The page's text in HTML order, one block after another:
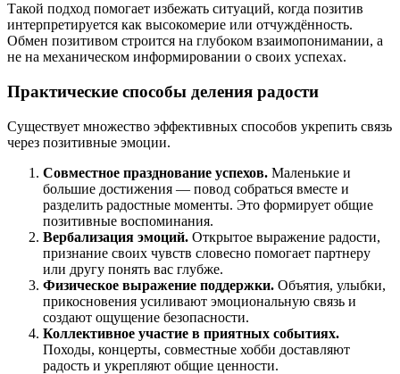
Такой подход помогает избежать ситуаций, когда позитив
интерпретируется как высокомерие или отчуждённость.
Обмен позитивом строится на глубоком взаимопонимании, а
не на механическом информировании о своих успехах.
Практические способы деления радости
Существует множество эффективных способов укрепить связь
через позитивные эмоции.
Совместное празднование успехов. Маленькие и
большие достижения — повод собраться вместе и
разделить радостные моменты. Это формирует общие
позитивные воспоминания.
Вербализация эмоций. Открытое выражение радости,
признание своих чувств словесно помогает партнеру
или другу понять вас глубже.
Физическое выражение поддержки. Объятия, улыбки,
прикосновения усиливают эмоциональную связь и
создают ощущение безопасности.
Коллективное участие в приятных событиях.
Походы, концерты, совместные хобби доставляют
радость и укрепляют общие ценности.